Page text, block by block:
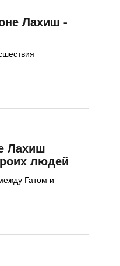
Лахиш -
Лахиш
людей
Гатом и